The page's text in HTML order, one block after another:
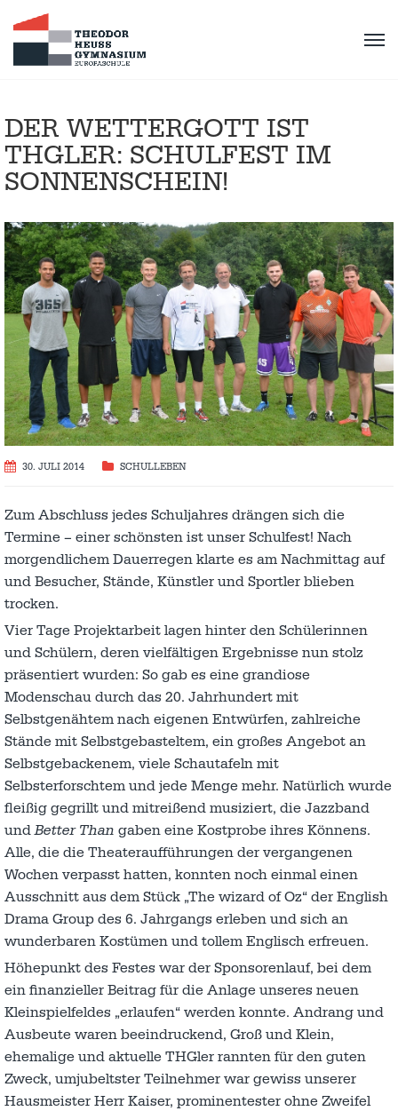
DER WETTERGOTT IST
THGLER: SCHULFEST IM
SONNENSCHEIN!
30. JULI 2014 SCHULLEBEN
Zum Abschluss jedes Schuljahres drängen sich die
Termine – einer schönsten ist unser Schulfest! Nach
morgendlichem Dauerregen klarte es am Nachmittag auf
und Besucher, Stände, Künstler und Sportler blieben
trocken.
Vier Tage Projektarbeit lagen hinter den Schülerinnen
und Schülern, deren vielfältigen Ergebnisse nun stolz
präsentiert wurden: So gab es eine grandiose
Modenschau durch das 20. Jahrhundert mit
Selbstgenähtem nach eigenen Entwürfen, zahlreiche
Stände mit Selbstgebasteltem, ein großes Angebot an
Selbstgebackenem, viele Schautafeln mit
Selbsterforschtem und jede Menge mehr. Natürlich wurde
fleißig gegrillt und mitreißend musiziert, die Jazzband
undBetter Than gaben eine Kostprobe ihres Könnens.
Alle, die die Theateraufführungen der vergangenen
Wochen verpasst hatten, konnten noch einmal einen
Ausschnitt aus dem Stück „The wizard of Oz“ der English
Drama Group des 6. Jahrgangs erleben und sich an
wunderbaren Kostümen und tollem Englisch erfreuen.
Höhepunkt des Festes war der Sponsorenlauf, bei dem
ein finanzieller Beitrag für die Anlage unseres neuen
Kleinspielfeldes „erlaufen“ werden konnte. Andrang und
Ausbeute waren beeindruckend, Groß und Klein,
ehemalige und aktuelle THGler rannten für den guten
Zweck, umjubeltster Teilnehmer war gewiss unserer
Hausmeister Herr Kaiser, prominentester ohne Zweifel